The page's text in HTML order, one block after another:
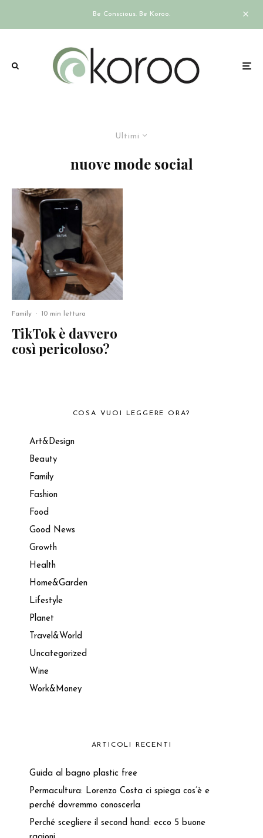
Be Conscious. Be Koroo.
Ultimi
nuove mode social
Family · 10 min lettura
TikTok è davvero
così pericoloso?
COSA VUOI LEGGERE ORA?
Art&Design
Beauty
Family
Fashion
Food
Good News
Growth
Health
Home&Garden
Lifestyle
Planet
Travel&World
Uncategorized
Wine
Work&Money
ARTICOLI RECENTI
Guida al bagno plastic free
Permacultura: Lorenzo Costa ci spiega cos’è e
perché dovremmo conoscerla
Perché scegliere il second hand: ecco 5 buone